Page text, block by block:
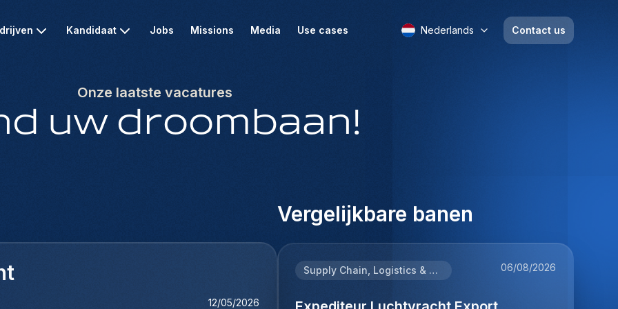
Kandidaat Jobs Missions Media Use cases Nederlands Contact us
Onze laatste vacatures
uw droombaan!
12/05/2026
Vergelijkbare banen
Supply Chain, Logistics & Procurement 06/08/2026